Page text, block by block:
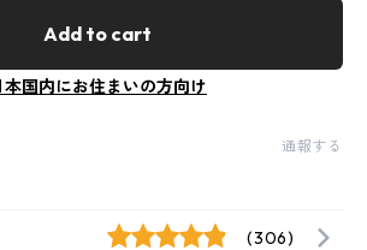
Add to cart
本国内にお住まいの方向け
通報する
(306)